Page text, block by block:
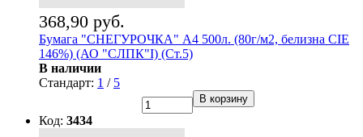
368,90 руб.
Бумага "СНЕГУРОЧКА" А4 500л. (80г/м2, белизна CIE
146%) (АО "СЛПК"I) (Ст.5)
В наличии
Стандарт: 1 / 5
В корзину
Код: 3434